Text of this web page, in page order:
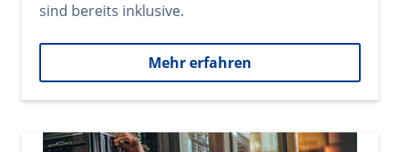
sind bereits inklusive.
Mehr erfahren